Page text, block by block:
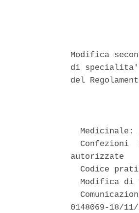
Modifica
di specialita'
del
Medicinale:
Confezioni
autorizzate
Codice
Modifica di
0148069-18/